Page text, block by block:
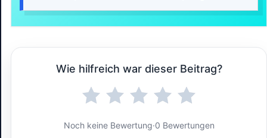
Wie hilfreich war dieser Beitrag?
Noch keine Bewertung·0 Bewertungen